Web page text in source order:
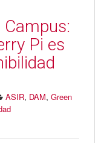
Campus:
Pi es
ASIR, DAM, Green